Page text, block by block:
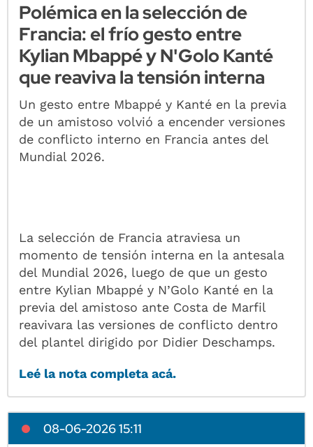
Polémica en la selección de
Francia: el frío gesto entre
Kylian Mbappé y N'Golo Kanté
que reaviva la tensión interna
Un gesto entre Mbappé y Kanté en la previa
de un amistoso volvió a encender versiones
de conflicto interno en Francia antes del
Mundial 2026.
La selección de Francia atraviesa un
momento de tensión interna en la antesala
del Mundial 2026, luego de que un gesto
entre Kylian Mbappé y N’Golo Kanté en la
previa del amistoso ante Costa de Marfil
reavivara las versiones de conflicto dentro
del plantel dirigido por Didier Deschamps.
Leé la nota completa acá.
08-06-2026 15:11